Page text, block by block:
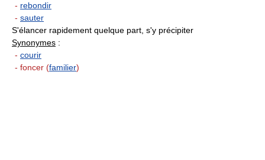
- rebondir
- sauter
S'élancer rapidement quelque part, s'y précipiter
Synonymes :
- courir
- foncer (familier)